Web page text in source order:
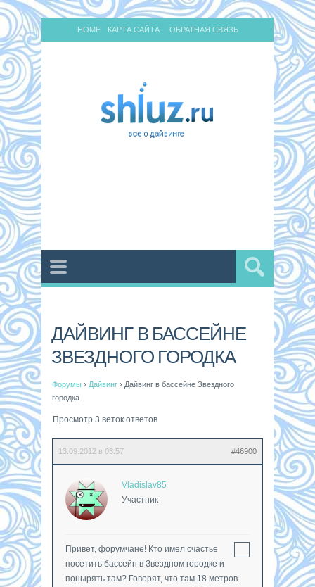
HOME КАРТА САЙТА ОБРАТНАЯ СВЯЗЬ
ДАЙВИНГ В БАССЕЙНЕ
ЗВЕЗДНОГО ГОРОДКА
Форумы › Дайвинг › Дайвинг в бассейне Звездного
городка
Просмотр 3 веток ответов
13.09.2012 в 03:57 #46900
Vladislav85
Участник
Привет, форумчане! Кто имел счастье
посетить бассейн в Звездном городке и
понырять там? Говорят, что там 18 метров